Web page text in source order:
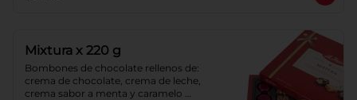
Mixtura x 220 g
Bombones de chocolate rellenos de:
crema de chocolate, crema de leche,
crema sabor a menta y caramelo